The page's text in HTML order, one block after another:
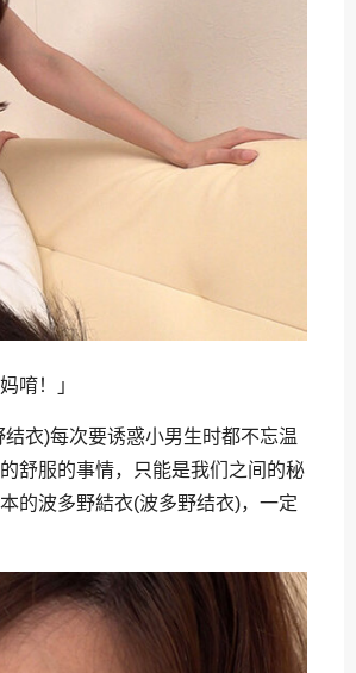
唷！」
衣)每次要诱惑小男生时都不忘温
舒服的事情，只能是我们之间的秘
的波多野結衣(波多野结衣)，一定